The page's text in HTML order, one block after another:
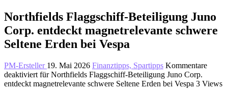
Northfields Flaggschiff-Beteiligung Juno
Corp. entdeckt magnetrelevante schwere
Seltene Erden bei Vespa
PM-Ersteller 19. Mai 2026 Finanztipps, Spartipps Kommentare
deaktiviert für Northfields Flaggschiff-Beteiligung Juno Corp.
entdeckt magnetrelevante schwere Seltene Erden bei Vespa 3 Views